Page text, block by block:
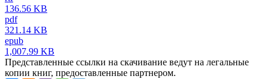
136.56 KB
pdf
321.14 KB
epub
1,007.99 KB
Представленные ссылки на скачивание ведут на легальные
копии книг, предоставленные партнером.